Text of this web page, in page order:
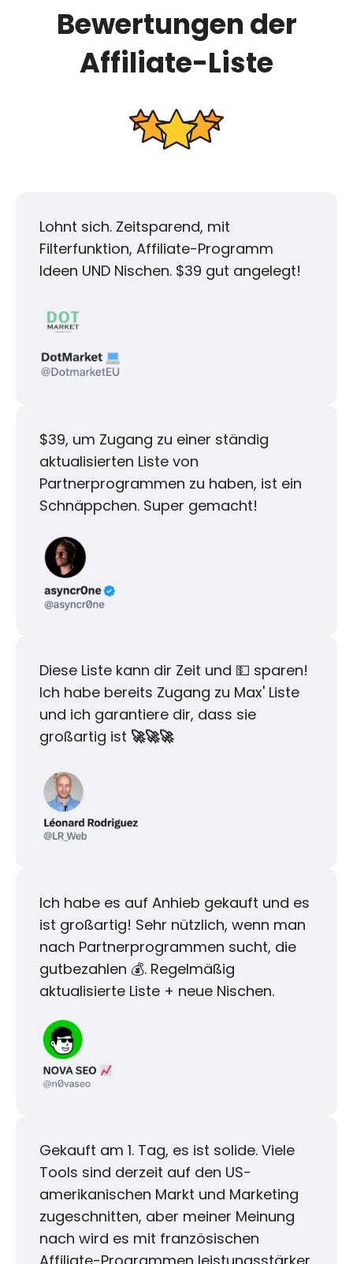
Bewertungen der
Affiliate-Liste
Lohnt sich. Zeitsparend, mit
Filterfunktion, Affiliate-Programm
Ideen UND Nischen. $39 gut angelegt!
$39, um Zugang zu einer ständig
aktualisierten Liste von
Partnerprogrammen zu haben, ist ein
Schnäppchen. Super gemacht!
Diese Liste kann dir Zeit und 💵 sparen!
Ich habe bereits Zugang zu Max' Liste
und ich garantiere dir, dass sie
großartig ist 🚀🚀🚀
Ich habe es auf Anhieb gekauft und es
ist großartig! Sehr nützlich, wenn man
nach Partnerprogrammen sucht, die
gutbezahlen 💰. Regelmäßig
aktualisierte Liste + neue Nischen.
Gekauft am 1. Tag, es ist solide. Viele
Tools sind derzeit auf den US-
amerikanischen Markt und Marketing
zugeschnitten, aber meiner Meinung
nach wird es mit französischen